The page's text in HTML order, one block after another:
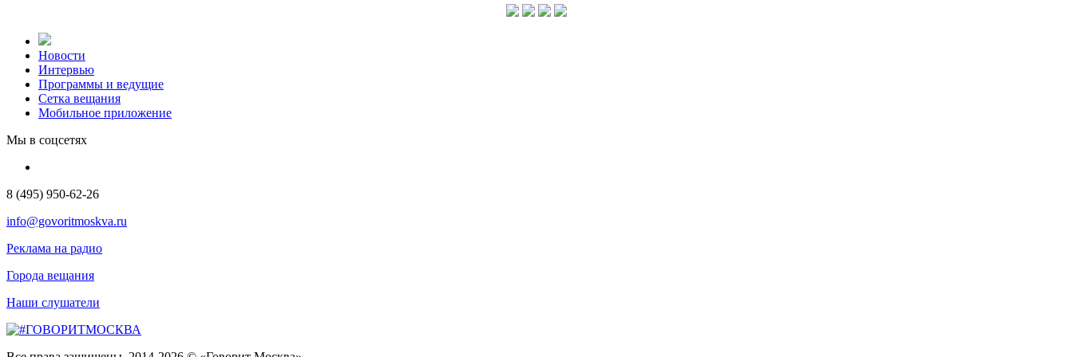
Новости
Интервью
Программы и ведущие
Сетка вещания
Мобильное приложение
Мы в соцсетях
8 (495) 950-62-26
info@govoritmoskva.ru
Реклама на радио
Города вещания
Наши слушатели